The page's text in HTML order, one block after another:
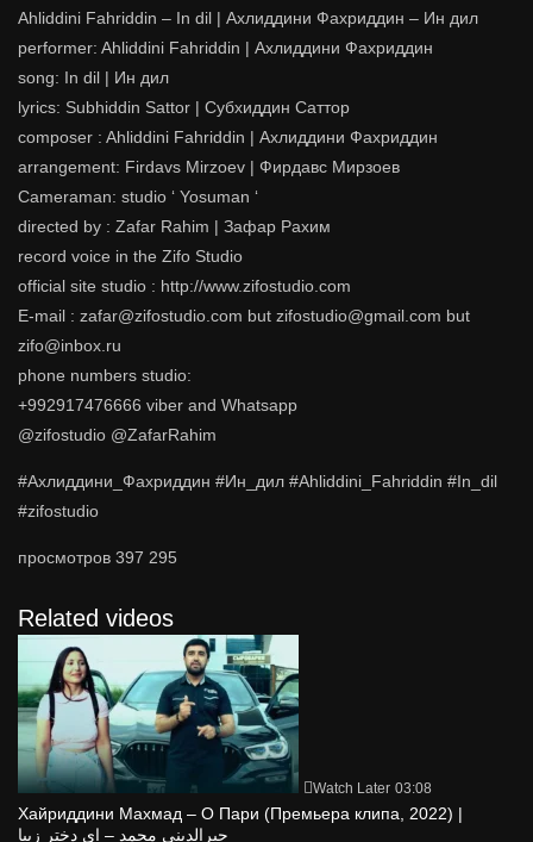
Ahliddini Fahriddin – In dil | Ахлиддини Фахриддин – Ин дил
performer: Ahliddini Fahriddin | Ахлиддини Фахриддин
song: In dil | Ин дил
lyrics: Subhiddin Sattor | Субхиддин Саттор
composer : Ahliddini Fahriddin | Ахлиддини Фахриддин
arrangement: Firdavs Mirzoev | Фирдавс Мирзоев
Cameraman: studio ‘ Yosuman ‘
directed by : Zafar Rahim | Зафар Рахим
record voice in the Zifo Studio
official site studio : http://www.zifostudio.com
E-mail : zafar@zifostudio.com but zifostudio@gmail.com but
zifo@inbox.ru
phone numbers studio:
+992917476666 viber and Whatsapp
@zifostudio @ZafarRahim
#Ахлиддини_Фахриддин #Ин_дил #Ahliddini_Fahriddin #In_dil
#zifostudio
просмотров 397 295
Related videos
Watch Later 03:08
Хайриддини Махмад – О Пари (Премьера клипа, 2022) |
حیرالدینی محمد – ای دختر زیبا